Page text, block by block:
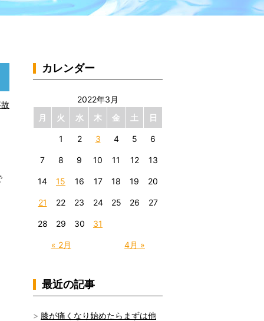
カレンダー
2022年3月
月
火 水 木 金 土 日
« 2月 4月 »
1 2 3 4 5 6
7 8 9 10 11 12 13
14 15 16 17 18 19 20
21 22 23 24 25 26 27
28 29 30 31
最近の記事
膝が痛くなり始めたらまずは他